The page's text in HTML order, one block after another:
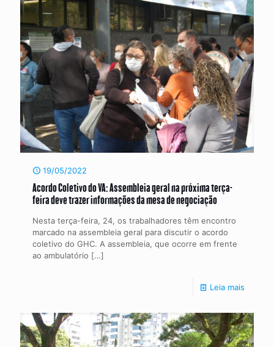
19/05/2022
Acordo Coletivo do VA: Assembleia geral na próxima terça-
feira deve trazer informações da mesa de negociação
Nesta terça-feira, 24, os trabalhadores têm encontro
marcado na assembleia geral para discutir o acordo
coletivo do GHC. A assembleia, que ocorre em frente
ao ambulatório […]
Leia mais